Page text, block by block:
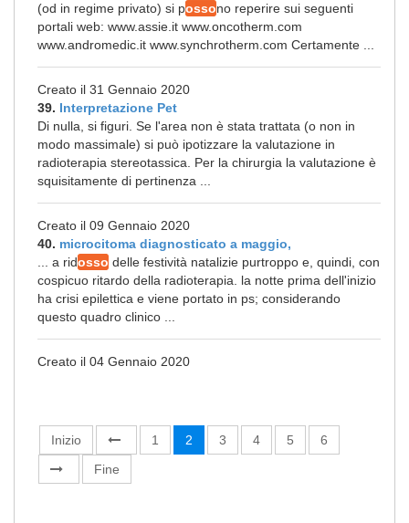
(od in regime privato) si possono reperire sui seguenti
portali web: www.assie.it www.oncotherm.com
www.andromedic.it www.synchrotherm.com Certamente ...
Creato il 31 Gennaio 2020
39. Interpretazione Pet
Di nulla, si figuri. Se l'area non è stata trattata (o non in
modo massimale) si può ipotizzare la valutazione in
radioterapia stereotassica. Per la chirurgia la valutazione è
squisitamente di pertinenza ...
Creato il 09 Gennaio 2020
40. microcitoma diagnosticato a maggio,
... a ridosso delle festività natalizie purtroppo e, quindi, con
cospicuo ritardo della radioterapia. la notte prima dell'inizio
ha crisi epilettica e viene portato in ps; considerando
questo quadro clinico ...
Creato il 04 Gennaio 2020
Inizio 1 2 3 4 5
6
Fine